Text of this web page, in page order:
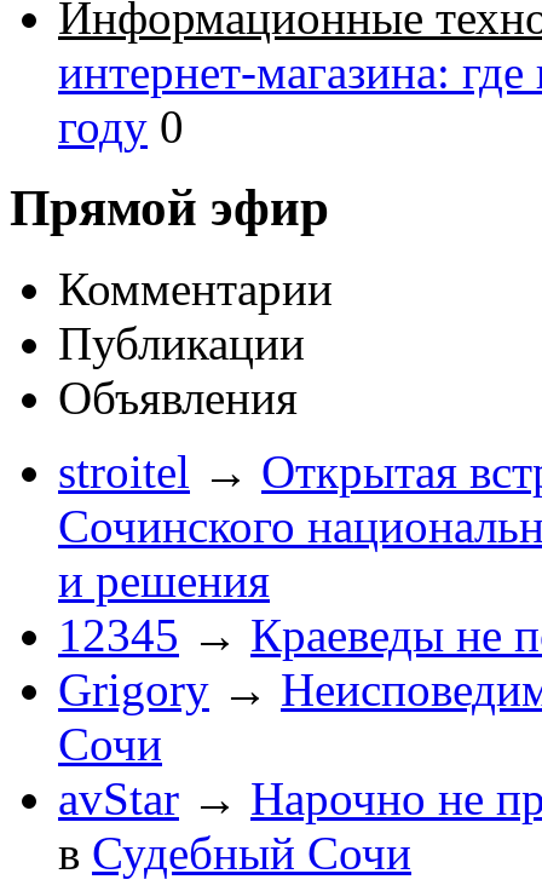
Информационные
интернет-магазина:
году 0
Прямой эфир
Комментарии
Публикации
Объявления
stroitel → Открытая
Сочинского
и решения
12345 → Краеведы не
Grigory →
Сочи
avStar → Нарочно не
в Судебный Сочи